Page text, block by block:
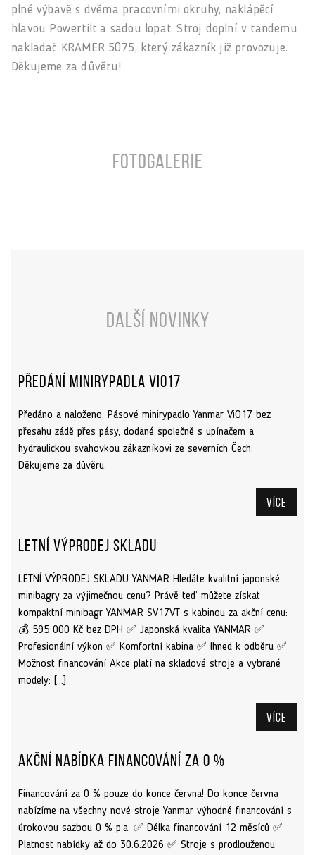
Fotogalerie
plné výbavě s dvěma pracovními okruhy, naklápěcí
hlavou Powertilt a sadou lopat. Stroj doplní v tandemu
nakladač KRAMER 5075, který zákazník již provozuje.
Děkujeme za důvěru!
Další novinky
Předání minirypadla ViO17
Předáno a naloženo. Pásové minirypadlo Yanmar ViO17 bez
přesahu zádě přes pásy, dodané společně s upínačem a
hydraulickou svahovkou zákazníkovi ze severních Čech.
Děkujeme za důvěru.
Více
Letní výprodej skladu
LETNÍ VÝPRODEJ SKLADU YANMAR Hledáte kvalitní japonské
minibagry za výjimečnou cenu? Právě teď můžete získat
kompaktní minibagr YANMAR SV17VT s kabinou za akční cenu:
💰 595 000 Kč bez DPH ✅ Japonská kvalita YANMAR ✅
Profesionální výkon ✅ Komfortní kabina ✅ Ihned k odběru ✅
Možnost financování Akce platí na skladové stroje a vybrané
modely: […]
Více
Akční nabídka financování za 0 %
Financování za 0 % pouze do konce června! Do konce června
nabízíme na všechny nové stroje Yanmar výhodné financování s
úrokovou sazbou 0 % p.a. ✅ Délka financování 12 měsíců ✅
Platnost nabídky až do 30.6.2026 ✅ Stroje s prodlouženou